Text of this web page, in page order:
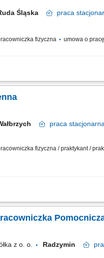
Śląska praca
fizyczna umowa o
z głową pełną pomysłów!
praca stacjonarna
fizyczna / praktykant /
kucharzy w przygotowywaniu
z o. o. Radzymin